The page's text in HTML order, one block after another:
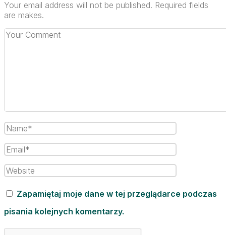
Your email address will not be published. Required fields
are makes.
Zapamiętaj moje dane w tej przeglądarce podczas
pisania kolejnych komentarzy.